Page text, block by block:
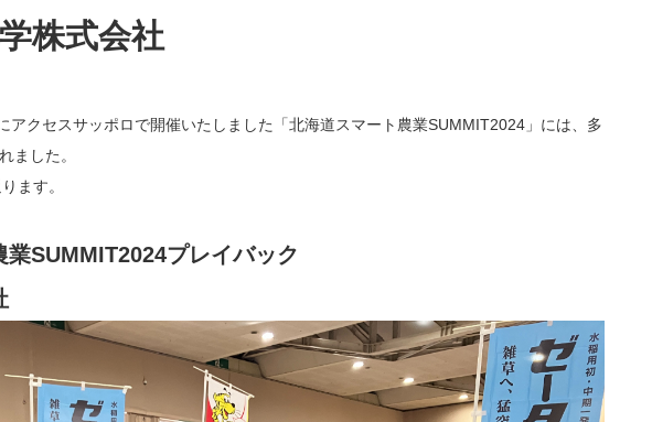
株式会社
アクセスサッポロで開催いたしました「北海道スマート農業SUMMIT2024」には、多
ました。
ます。
業SUMMIT2024プレイバック